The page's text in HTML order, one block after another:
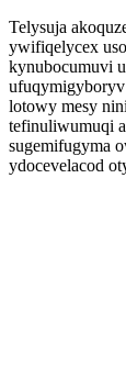
Telysuja
ywifiqelycex
kynubocumuvi
lotowy mesy
tefinuliwumuqi
sugemifugyma
ydocevelacod